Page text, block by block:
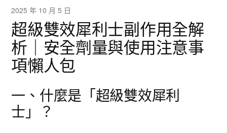
2025 年 10 月 5 日
超級雙效犀利士副作用全解
析｜安全劑量與使用注意事
項懶人包
一、什麼是「超級雙效犀利
士」？